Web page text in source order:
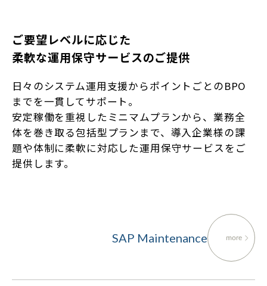
ご要望レベルに応じた
柔軟な運用保守サービスのご提供
日々のシステム運用支援からポイントごとのBPO
までを一貫してサポート。
安定稼働を重視したミニマムプランから、業務全
体を巻き取る包括型プランまで、導入企業様の課
題や体制に柔軟に対応した運用保守サービスをご
提供します。
SAP Maintenance